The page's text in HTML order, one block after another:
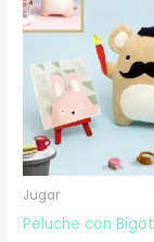
Jugar
Peluche con